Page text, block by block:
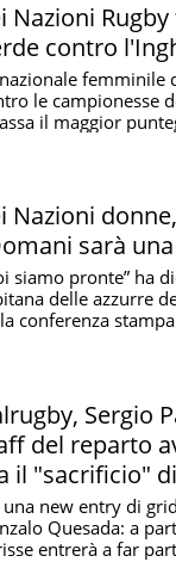
Nazioni
contro
femminile
le campionesse
il maggior
Nazioni
sarà
siamo pronte” ha
delle azzurre
conferenza
Sergio
del reparto
il "sacrificio"
una new entry di
Quesada: a
entrerà a far